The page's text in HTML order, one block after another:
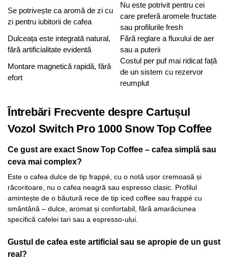
Se potrivește ca aromă de zi cu
zi pentru iubitorii de cafea
Nu este potrivit pentru cei
care preferă aromele fructate
sau profilurile fresh
Dulceața este integrată natural,
fără artificialitate evidentă
Fără reglare a fluxului de aer
sau a puterii
Montare magnetică rapidă, fără
efort
Costul per puf mai ridicat față
de un sistem cu rezervor
reumplut
Întrebări Frecvente despre Cartușul
Vozol Switch Pro 1000 Snow Top Coffee
Ce gust are exact Snow Top Coffee – cafea simplă sau
ceva mai complex?
Este o cafea dulce de tip frappé, cu o notă ușor cremoasă și
răcoritoare, nu o cafea neagră sau espresso clasic. Profilul
amintește de o băutură rece de tip iced coffee sau frappé cu
smântână – dulce, aromat și confortabil, fără amarăciunea
specifică cafelei tari sau a espresso-ului.
Gustul de cafea este artificial sau se apropie de un gust
real?